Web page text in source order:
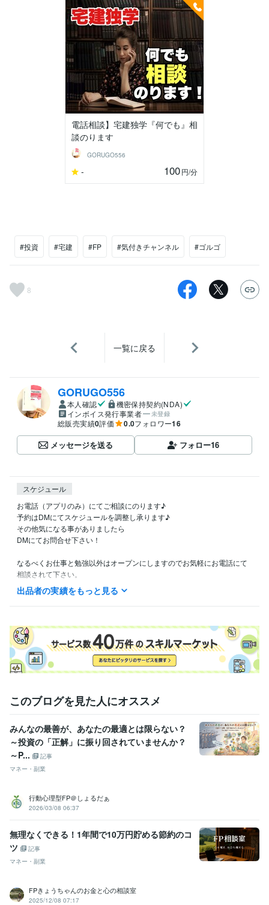
電話相談】宅建独学『何でも』相
談のります
GORUGO556
- 100円/分
#投資 #宅建 #FP #気付きチャンネル #ゴルゴ
8
一覧に戻る
GORUGO556
本人確認
機密保持契約(NDA)
インボイス発行事業者
未登録
総販売実績0評価 0.0フォロワー16
メッセージを送る フォロー16
スケジュール
お電話（アプリのみ）にてご相談にのります♪
予約はDMにてスケジュールを調整し承ります♪
その他気になる事がありましたら
DMにてお問合せ下さい！
なるべくお仕事と勉強以外はオープンにしますのでお気軽にお電話にて
相談されて下さい。
一緒に合格を目指しましょう！
受験生の気持ちはリベンジした者が1番分かる！
資格・検定
宅建士 取得年 : 2023年
FP2級 取得年 : 2023年
悩み相談・カウンセリング
宅建 独学 寂しい 相談 勉強
出品者の実績をもっと見る
このブログを見た人にオススメ
みんなの最善が、あなたの最適とは限らない？
～投資の「正解」に振り回されていませんか？
～P...
記事
マネー・副業
行動心理型FP＠しょるだぁ
2026/03/08 06:37
無理なくできる！1年間で10万円貯める節約のコ
ツ
記事
マネー・副業
FPきょうちゃんのお金と心の相談室
2025/12/08 07:17